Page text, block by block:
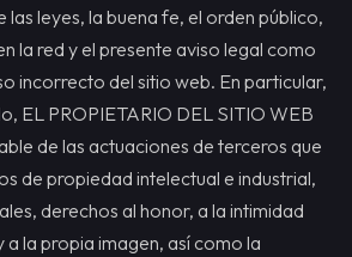
las leyes, la buena fe, el orden público,
la red y el presente aviso legal como
incorrecto del sitio web. En particular,
EL PROPIETARIO DEL SITIO WEB
de las actuaciones de terceros que
de propiedad intelectual e industrial,
derechos al honor, a la intimidad
la propia imagen, así como la